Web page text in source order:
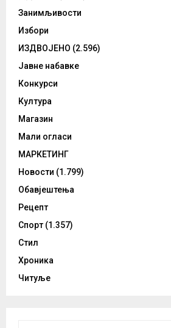
Занимљивости
Избори
ИЗДВОЈЕНО (2.596)
Јавне набавке
Конкурси
Култура
Магазин
Мали огласи
МАРКЕТИНГ
Новости (1.799)
Обавјештења
Рецепт
Спорт (1.357)
Стил
Хроника
Читуље